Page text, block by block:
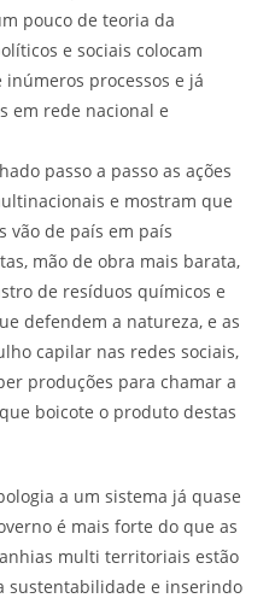
pouco de teoria da
e sociais colocam
processos e já
em rede nacional e
passo a passo as ações
e mostram que
vão de país em país
mão de obra mais barata,
de resíduos químicos e
defendem a natureza, e as
capilar nas redes sociais,
produções para chamar a
boicote o produto destas
a um sistema já quase
é mais forte do que as
multi territoriais estão
sustentabilidade e inserindo